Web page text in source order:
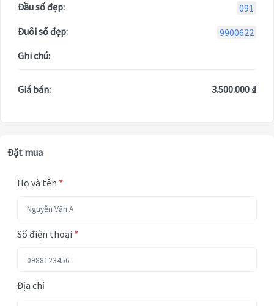
Đầu số đẹp:
091
Đuôi số đẹp:
9900622
Ghi chú:
Giá bán: 3.500.000 ₫
Đặt mua
Họ và tên *
Số điện thoại *
Địa chỉ